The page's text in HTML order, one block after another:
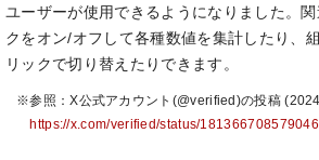
ユーザーが使用できるようになりました。
クをオン/オフして各種数値を集計したり、
リックで切り替えたりできます。
※参照：X公式アカウント(@verified)の投稿
https://x.com/verified/status/